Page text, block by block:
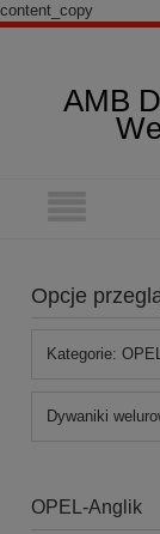
content_copy
AMB
Opcje
Kategorie:
Dywaniki
OPEL-Anglik